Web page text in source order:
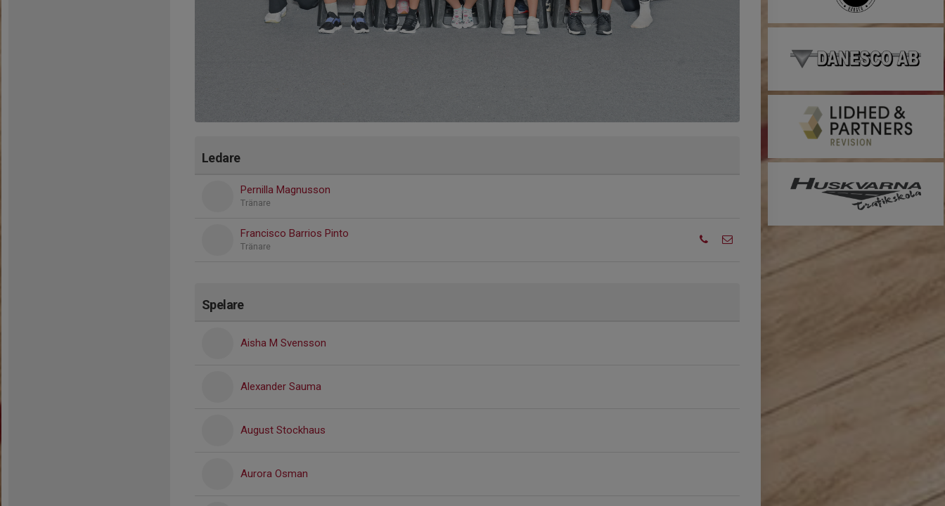
Ledare
Pernilla Magnusson
Tränare
Francisco Barrios Pinto
Tränare
Spelare
Aisha M Svensson
Alexander Sauma
August Stockhaus
Aurora Osman